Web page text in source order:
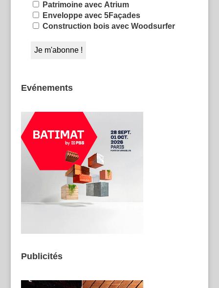
Patrimoine avec Atrium
Enveloppe avec 5Façades
Construction bois avec Woodsurfer
Evénements
Publicités